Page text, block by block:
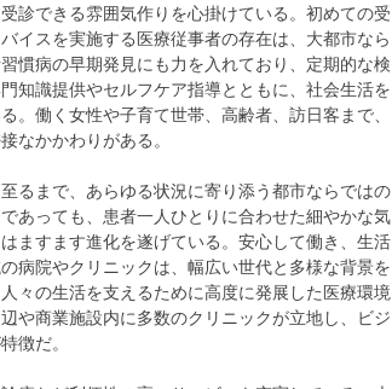
診できる雰囲気作りを心掛けている。初めての受
イスを実施する医療従事者の存在は、大都市なら
慣病の早期発見にも力を入れており、定期的な検
知識提供やセルフケア指導とともに、社会生活を
働く女性や子育て世帯、高齢者、訪日客まで、
なかかわりがある。
るまで、あらゆる状況に寄り添う都市ならではの
あっても、患者一人ひとりに合わせた細やかな気
ますます進化を遂げている。安心して働き、生活
病院やクリニックは、幅広い世代と多様な背景を
々の生活を支えるために高度に発展した医療環境
や商業施設内に多数のクリニックが立地し、ビジ
徴だ。